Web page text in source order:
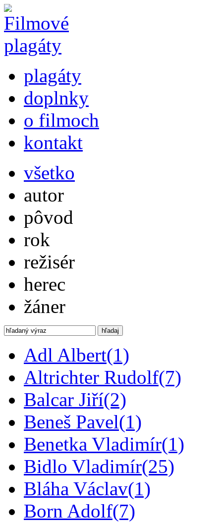
plagáty
doplnky
o filmoch
kontakt
všetko
autor
pôvod
rok
režisér
herec
žáner
hľadaj
Adl Albert(1)
Altrichter Rudolf(7)
Balcar Jiří(2)
Beneš Pavel(1)
Benetka Vladimír(1)
Bidlo Vladimír(25)
Bláha Václav(1)
Born Adolf(7)